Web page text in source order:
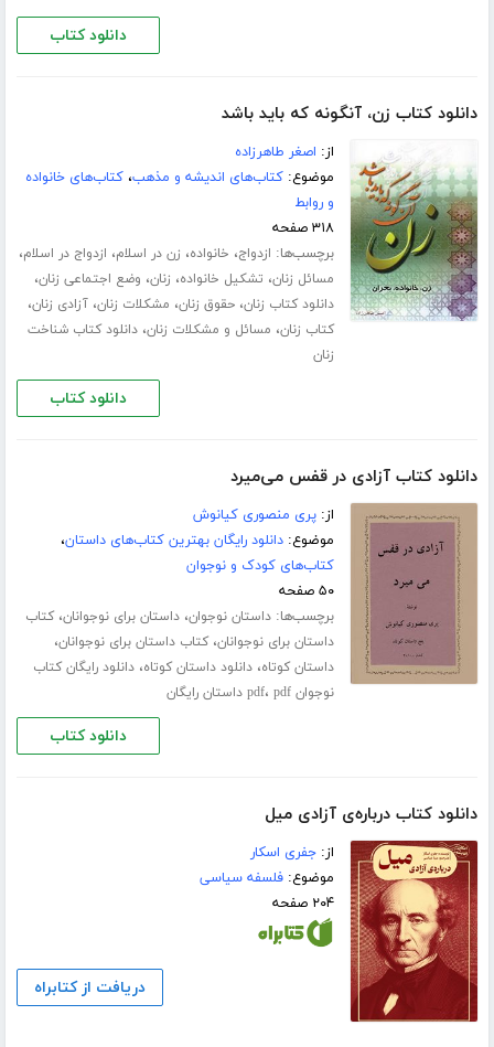
دانلود کتاب
دانلود کتاب زن، آنگونه که باید باشد
از: اصغر طاهرزاده
موضوع:کتاب‌های اندیشه و مذهب،کتاب‌های خانواده
و روابط
۳۱۸ صفحه
برچسب‌ها: ازدواج، خانواده، زن در اسلام، ازدواج در اسلام،
مسائل زنان، تشکیل خانواده، زنان، وضع اجتماعی زنان،
دانلود کتاب زنان،حقوق زنان، مشکلات زنان،آزادی زنان،
کتاب زنان، مسائل و مشکلات زنان،دانلود کتاب شناخت
زنان
دانلود کتاب
دانلود کتاب آزادی در قفس می‌میرد
از:پری منصوری کیانوش
موضوع:دانلود رایگان بهترین کتاب‌های داستان،
کتاب‌های کودک و نوجوان
۵۰ صفحه
برچسب‌ها:داستان نوجوان،داستان برای نوجوانان،کتاب
داستان برای نوجوانان،کتاب داستان برای نوجوانان،
داستان کوتاه،دانلود داستان کوتاه،دانلود رایگان کتاب
نوجوان pdf
، pdf داستان رایگان
دانلود کتاب
دانلود کتاب درباره‌ی آزادی میل
از:جفری اسکار
موضوع:فلسفه سیاسی
۲۰۴ صفحه
دریافت از کتابراه